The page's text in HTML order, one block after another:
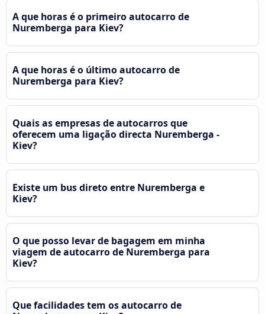
A que horas é o primeiro autocarro de
Nuremberga para Kiev?
A que horas é o último autocarro de
Nuremberga para Kiev?
Quais as empresas de autocarros que
oferecem uma ligação directa Nuremberga -
Kiev?
Existe um bus direto entre Nuremberga e
Kiev?
O que posso levar de bagagem em minha
viagem de autocarro de Nuremberga para
Kiev?
Que facilidades tem os autocarro de